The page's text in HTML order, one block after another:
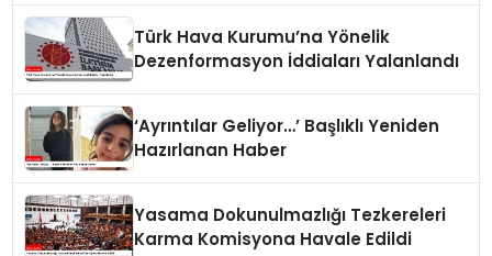
Türk Hava Kurumu’na Yönelik
Dezenformasyon İddiaları Yalanlandı
‘Ayrıntılar Geliyor…’ Başlıklı Yeniden
Hazırlanan Haber
Yasama Dokunulmazlığı Tezkereleri
Karma Komisyona Havale Edildi